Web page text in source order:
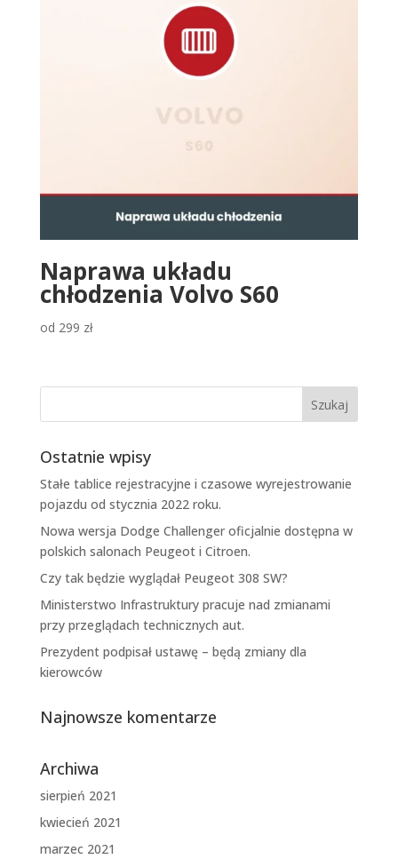
Naprawa układu
chłodzenia Volvo S60
od 299 zł
Ostatnie wpisy
Stałe tablice rejestracyjne i czasowe wyrejestrowanie
pojazdu od stycznia 2022 roku.
Nowa wersja Dodge Challenger oficjalnie dostępna w
polskich salonach Peugeot i Citroen.
Czy tak będzie wyglądał Peugeot 308 SW?
Ministerstwo Infrastruktury pracuje nad zmianami
przy przeglądach technicznych aut.
Prezydent podpisał ustawę – będą zmiany dla
kierowców
Najnowsze komentarze
Archiwa
sierpień 2021
kwiecień 2021
marzec 2021